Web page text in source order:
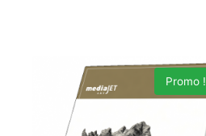
Promo !